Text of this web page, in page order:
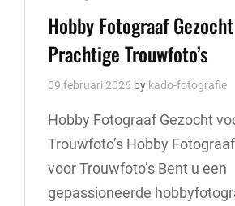
Links
Hobby Fotograaf
Prachtige Trouwfoto’s
09 februari 2026 by kado-fotografie
Hobby Fotograaf Gezocht
Trouwfoto’s Hobby
voor Trouwfoto’s Bent u een
gepassioneerde